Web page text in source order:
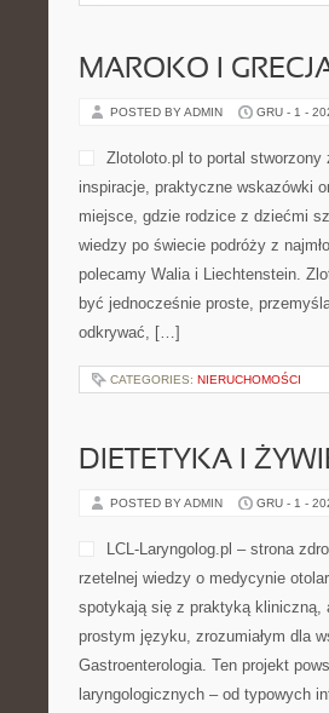
MAROKO I
POSTED BY ADMIN GRU - 1 -
Zlotoloto.pl to portal
inspiracje, praktyczne wskazówki
miejsce, gdzie rodzice z dziećmi
wiedzy po świecie podróży z
polecamy Walia i Liechtenstein.
być jednocześnie proste,
odkrywać, […]
CATEGORIES: NIERUCHOMOŚCI
DIETETYKA I
POSTED BY ADMIN GRU - 1 -
LCL-Laryngolog.pl – strona
rzetelnej wiedzy o medycynie
spotykają się z praktyką kliniczną,
prostym języku, zrozumiałym dla
Gastroenterologia. Ten projekt
laryngologicznych – od typowych